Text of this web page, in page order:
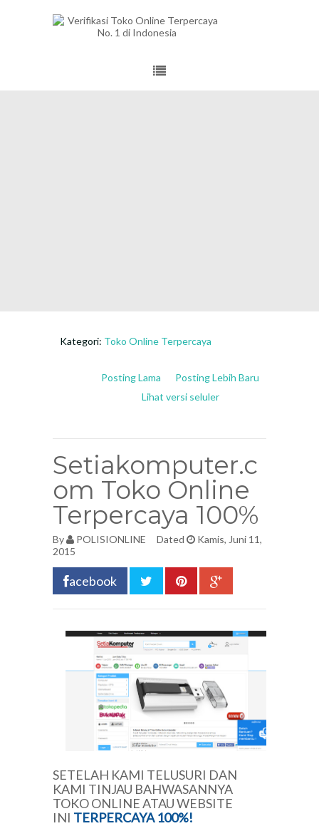
Kategori: Toko Online Terpercaya
Posting Lebih Baru
Posting Lama
Lihat versi seluler
Setiakomputer.c
om Toko Online
Terpercaya 100%
By POLISIONLINE Dated
Kamis, Juni 11,
2015
acebook
SETELAH KAMI TELUSURI DAN
KAMI TINJAU BAHWASANNYA
TOKO ONLINE ATAU WEBSITE
INI TERPERCAYA 100%!